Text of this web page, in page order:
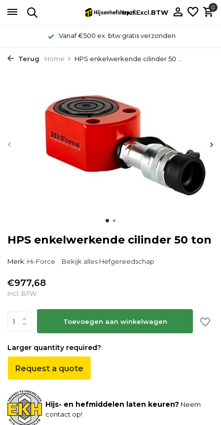
Incl.Excl.BTW
0
Vanaf €500 ex. btw gratis verzonden
Terug Home HPS enkelwerkende cilinder 50 ...
HPS enkelwerkende cilinder 50 ton
Merk: Hi-Force Bekijk alles Hefgereedschap
€977,68
Incl. BTW
Toevoegen aan winkelwagen
Larger quantity required?
Request a quote
Hijs- en hefmiddelen laten keuren? Neem
contact op!